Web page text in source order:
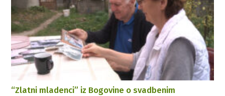
“Zlatni mladenci” iz Bogovine o svadbenim